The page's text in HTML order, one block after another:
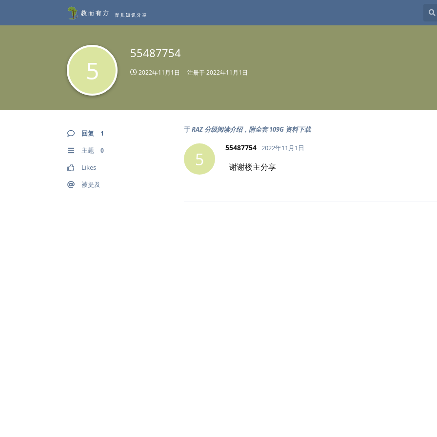
5
55487754
2022年11月1日 注册于2022年11月1日
回复 1
主题 0
Likes
被提及
于RAZ 分级阅读介绍，附全套 109G 资料下载
5
55487754 2022年11月1日
谢谢楼主分享